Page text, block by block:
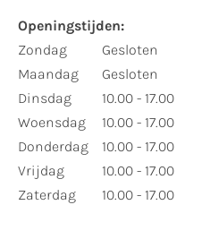
Openingstijden:
Zondag
Maandag
Dinsdag
Woensdag
Donderdag
Vrijdag
Zaterdag
Gesloten
Gesloten
10.00 - 17.00
10.00 - 17.00
10.00 - 17.00
10.00 - 17.00
10.00 - 17.00